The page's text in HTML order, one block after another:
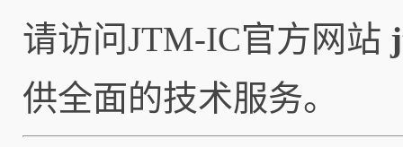
请访问JTM-IC官方网站
供全面的技术服务。